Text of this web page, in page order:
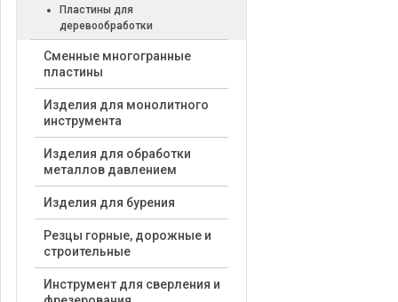
Пластины для
деревообработки
Cменные многогранные
пластины
Изделия для монолитного
инструмента
Изделия для обработки
металлов давлением
Изделия для бурения
Резцы горные, дорожные и
строительные
Инструмент для сверления и